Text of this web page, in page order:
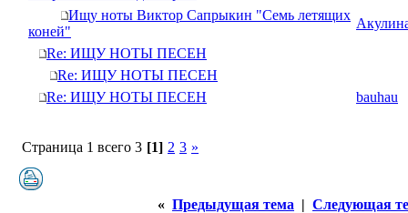
Ищу ноты Виктор Сапрыкин "Семь летящих
коней"
Re: ИЩУ НОТЫ ПЕСЕН
Re: ИЩУ НОТЫ ПЕСЕН
Re: ИЩУ НОТЫ ПЕСЕН
bauhau
Страница 1 всего 3 [1] 2 3 »
« Предыдущая тема | Следующая